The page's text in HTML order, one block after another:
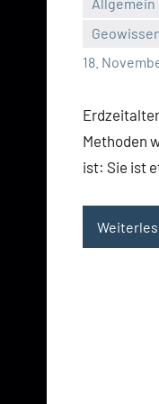
18.
Methoden
ist: Sie ist